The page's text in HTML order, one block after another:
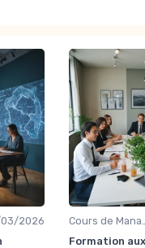
2026
Formation aux